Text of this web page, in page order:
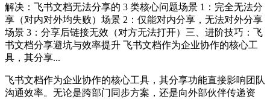
解决：飞书文档无法分享的 3 类核心问题场景 1：完全无法分
享（对内对外均失败）场景 2：仅能对内分享，无法对外分享
场景 3：分享后链接无效（对方无法打开）三、进阶技巧：飞
书文档分享避坑与效率提升 飞书文档作为企业协作的核心工
具，其分享...
飞书文档作为企业协作的核心工具，其分享功能直接影响团队
沟通效率。无论是跨部门同步方案，还是向外部伙伴传递资